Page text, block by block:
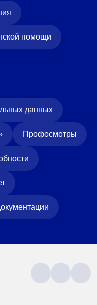
помощи
данных
Профосмотры